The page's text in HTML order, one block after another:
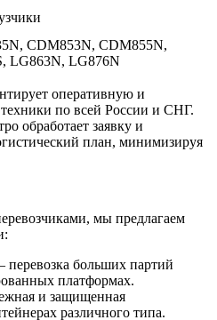
CDM853N, CDM855N,
LG863N, LG876N
оперативную и
по всей России и СНГ.
обработает заявку и
план, минимизируя
мы предлагаем
больших партий
платформах.
и защищенная
различного типа.